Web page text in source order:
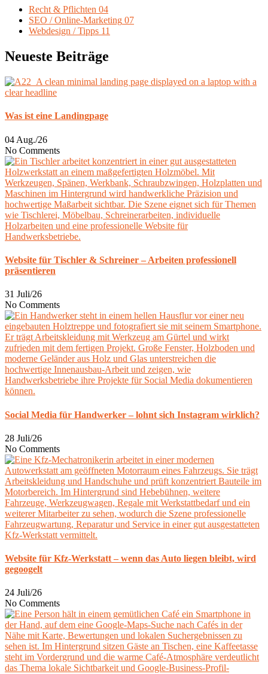
Recht & Pflichten 04
SEO / Online-Marketing 07
Webdesign / Tipps 11
Neueste Beiträge
Was ist eine Landingpage
04 Aug./26
No Comments
Website für Tischler & Schreiner – Arbeiten professionell
präsentieren
31 Juli/26
No Comments
Social Media für Handwerker – lohnt sich Instagram wirklich?
28 Juli/26
No Comments
Website für Kfz-Werkstatt – wenn das Auto liegen bleibt, wird
gegoogelt
24 Juli/26
No Comments